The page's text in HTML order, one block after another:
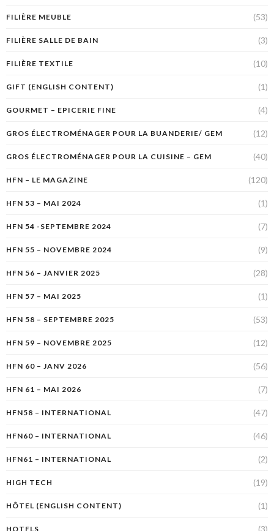
FILIÈRE MEUBLE (53)
FILIÈRE SALLE DE BAIN (3)
FILIÈRE TEXTILE (10)
GIFT (ENGLISH CONTENT) (1)
GOURMET – EPICERIE FINE (4)
GROS ÉLECTROMÉNAGER POUR LA BUANDERIE/ GEM (12)
GROS ÉLECTROMÉNAGER POUR LA CUISINE – GEM (40)
HFN – LE MAGAZINE (120)
HFN 53 – MAI 2024 (1)
HFN 54 -SEPTEMBRE 2024 (7)
HFN 55 – NOVEMBRE 2024 (9)
HFN 56 – JANVIER 2025 (28)
HFN 57 – MAI 2025 (1)
HFN 58 – SEPTEMBRE 2025 (53)
HFN 59 – NOVEMBRE 2025 (12)
HFN 60 – JANV 2026 (56)
HFN 61 – MAI 2026 (7)
HFN58 – INTERNATIONAL (47)
HFN60 – INTERNATIONAL (46)
HFN61 – INTERNATIONAL (2)
HIGH TECH (19)
HÔTEL (ENGLISH CONTENT) (1)
HOTELS